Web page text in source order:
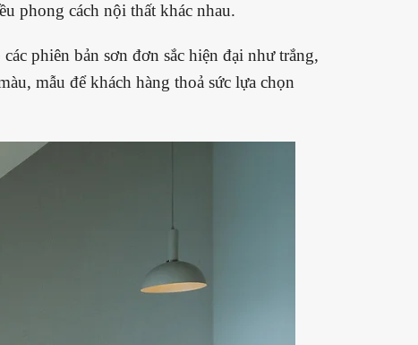
phong cách nội thất khác nhau.
phiên bản sơn đơn sắc hiện đại như trắng,
mẫu để khách hàng thoả sức lựa chọn